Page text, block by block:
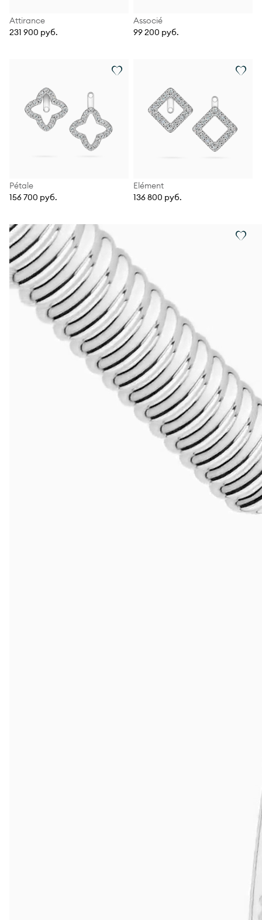
Attirance
231 900 руб.
Associé
99 200 руб.
Pétale
156 700 руб.
Elément
136 800 руб.